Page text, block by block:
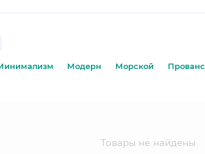
Модерн Морской Прованс
Товары не найдены